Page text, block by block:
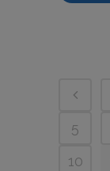
5
10